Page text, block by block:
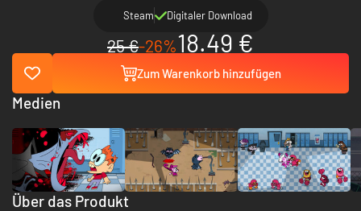
Steam Digitaler Download
25 €-26%18.49 €
Zum Warenkorb hinzufügen
Über das Produkt
Medien